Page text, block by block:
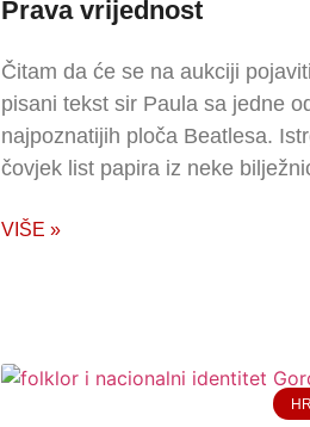
Prava vrijednost
Čitam da će se na aukciji
pisani tekst sir Paula sa jedne
najpoznatijih ploča Beatlesa.
čovjek list papira iz neke
VIŠE »